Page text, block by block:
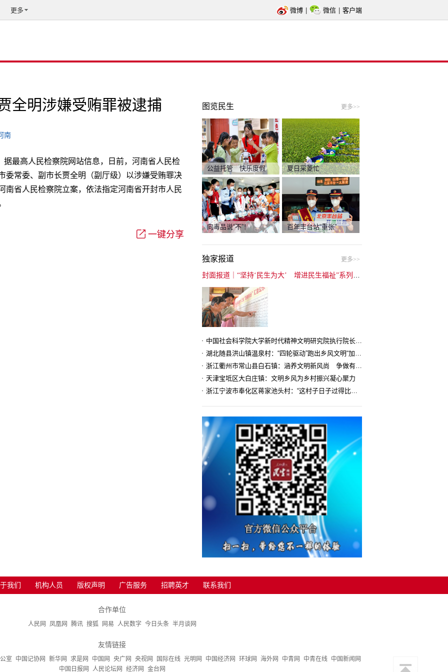
更多 微博 微信 客户端
全明涉嫌受贿罪被逮捕
南
最高人民检察院网站信息，日前，河南省人民检
委常委、副市长贾全明（副厅级）以涉嫌受贿罪决
南省人民检察院立案，依法指定河南省开封市人民
一键分享
图览民生 更多>>
公益托管 快乐度假 夏日采菱忙
向毒品说“不”！ 百年丰台站“重张”
独家报道 更多>>
中国社会科学院大学新时代精神文明研究院执行院长王维国：文明村镇创建为乡村注入持久发展动力
湖北随县洪山镇温泉村：“四轮驱动”跑出乡风文明“加速度”
浙江衢州市常山县白石镇：涵养文明新风尚 争做有礼白石人
天津宝坻区大白庄镇：文明乡风为乡村振兴凝心聚力
浙江宁波市奉化区蒋家池头村：“这村子日子过得比城里还舒心”
我们 机构人员 版权声明 广告服务 招聘英才 联系我们
合作单位
人民网 凤凰网 腾讯 搜狐 网易 人民数字 今日头条 半月谈网
友情链接
室 中国记协网 新华网 求是网 中国网 央广网 央视网 国际在线 光明网 中国经济网 环球网 海外网 中青网 中青在线
中国新闻网
中国日报网
人民论坛网 经济网 金台网